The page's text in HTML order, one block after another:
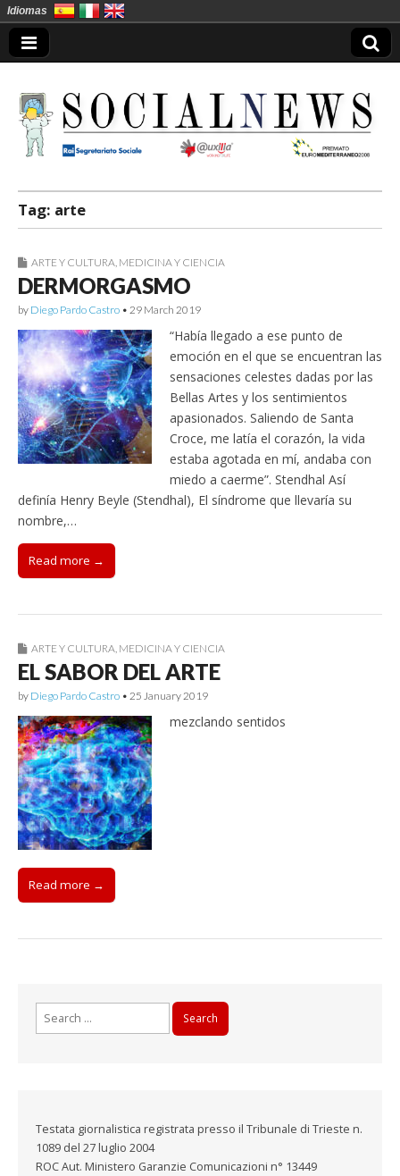
Socialnews en
Español
Tag: arte
ARTE Y CULTURA MEDICINA Y CIENCIA
DERMORGASMO
by Diego Pardo Castro • 29 March 2019
“Había llegado a ese punto de
emoción en el que se encuentran las
sensaciones celestes dadas por las
Bellas Artes y los sentimientos
apasionados. Saliendo de Santa
Croce, me latía el corazón, la vida
estaba agotada en mí, andaba con
miedo a caerme”. Stendhal Así
definía Henry Beyle (Stendhal), El síndrome que llevaría su
nombre,…
Read more →
ARTE Y CULTURA MEDICINA Y CIENCIA
EL SABOR DEL ARTE
by Diego Pardo Castro • 25 January 2019
mezclando sentidos
Read more →
Testata giornalistica registrata presso il Tribunale di Trieste n.
1089 del 27 luglio 2004
ROC Aut. Ministero Garanzie Comunicazioni n° 13449
Idiomas